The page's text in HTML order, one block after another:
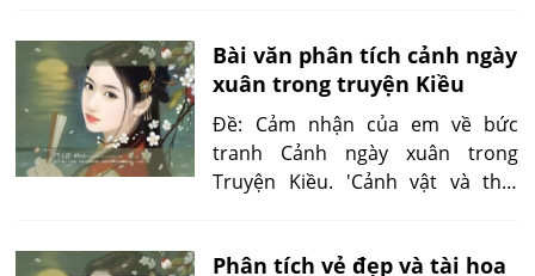
Bài văn phân tích cảnh ngày
xuân trong truyện Kiều
Đề: Cảm nhận của em về bức
tranh Cảnh ngày xuân trong
Truyện Kiều. 'Cảnh vật và thời
sống động, gần gũi, thân quen
Phân tích vẻ đẹp và tài hoa